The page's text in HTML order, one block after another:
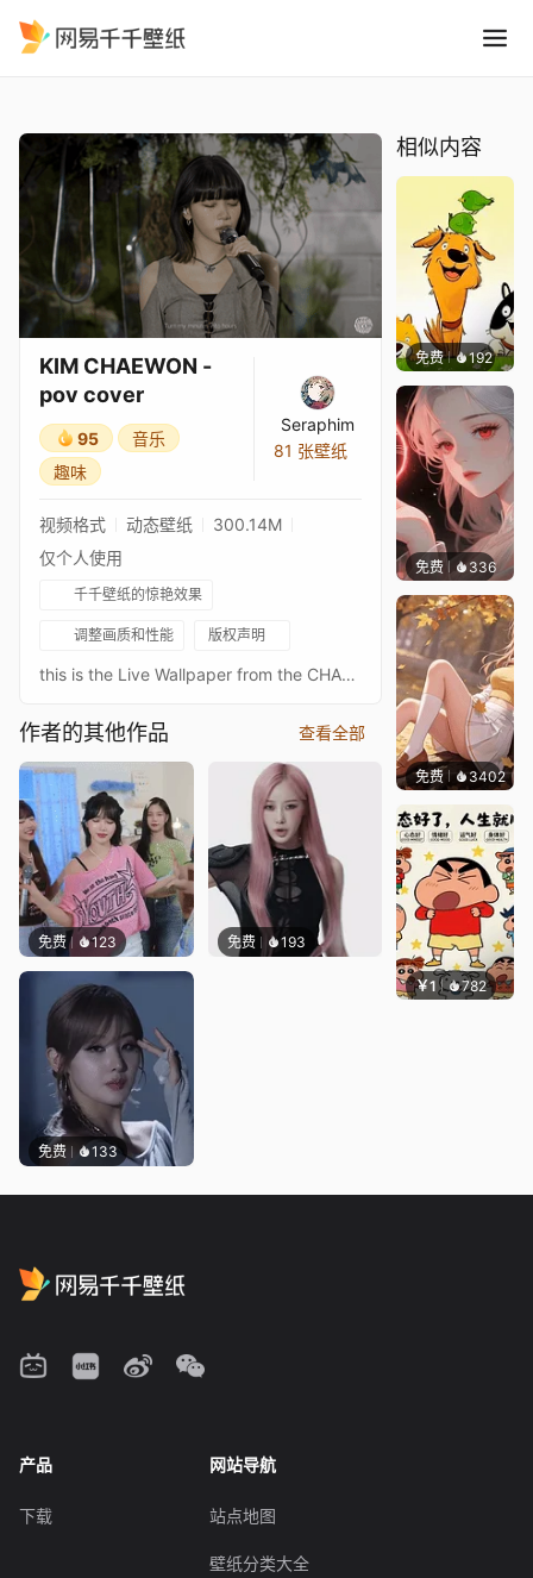
KIM CHAEWON -
pov cover
95
音乐
趣味
Seraphim
81 张壁纸
视频格式 动态壁纸
300.14M
仅个人使用
千千壁纸的惊艳效果
调整画质和性能 版权声明
this is the Live Wallpaper from the CHAEWON - pov (Ariana Grande Cover)
作者的其他作品 查看全部
免费 123 免费 193
免费 133
相似内容
免费 192渔小小
免费 336渔小小
免费 3402巽九
￥1 782渔小小
产品
下载
网站导航
站点地图
壁纸分类大全